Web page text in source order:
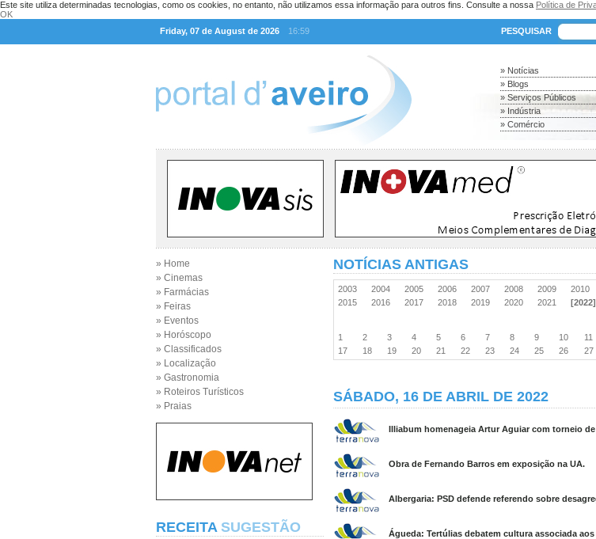
Este site utiliza determinadas tecnologias, como os cookies, no entanto, não utilizamos essa informação para outros fins. Consulte a nossa Política de
OK
Friday, 07 de August de 2026
16:59 PESQUISAR
» Notícias
» Blogs
» Serviços Públicos
» Indústria
» Comércio
» Home
» Cinemas
» Farmácias
» Feiras
» Eventos
» Horóscopo
» Classificados
» Localização
» Gastronomia
» Roteiros Turísticos
» Praias
RECEITA SUGESTÃO
NOTÍCIAS ANTIGAS
2003 2004 2005 2006 2007 2008 2009 2010
2015
2016 2017 2018 2019 2020 2021 [2022]
1 2 3 4 5 6 7 8 9 10 11
17
18 19 20 21 22 23 24 25 26 27
SÁBADO, 16 DE ABRIL DE 2022
Illiabum homenageia Artur Aguiar com torneio
Obra de Fernando Barros em exposição na UA.
Albergaria: PSD defende referendo sobre
Águeda: Tertúlias debatem cultura associada